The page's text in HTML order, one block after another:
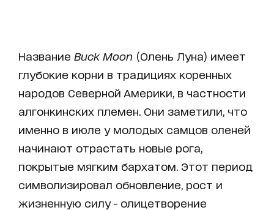
Название Buck Moon (Олень Луна) имеет
глубокие корни в традициях коренных
народов Северной Америки, в частности
алгонкинских племен. Они заметили, что
именно в июле у молодых самцов оленей
начинают отрастать новые рога,
покрытые мягким бархатом. Этот период
символизировал обновление, рост и
жизненную силу - олицетворение